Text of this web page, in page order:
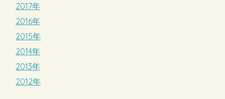
2017年
2016年
2015年
2014年
2013年
2012年